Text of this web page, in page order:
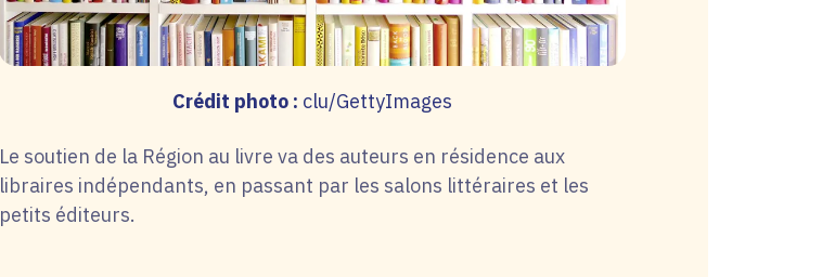
Crédit photo : clu/GettyImages
Le soutien de la Région au livre va des auteurs en résidence aux
libraires indépendants, en passant par les salons littéraires et les
petits éditeurs.